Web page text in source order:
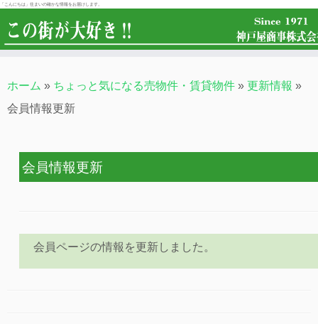
「こんにちは」住まいの確かな情報をお届けします。
ホーム » ちょっと気になる売物件・賃貸物件 » 更新情報 »
会員情報更新
会員情報更新
会員ページの情報を更新しました。